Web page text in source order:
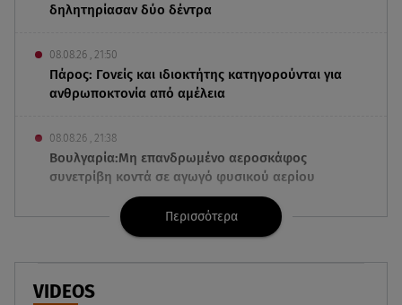
δηλητηρίασαν δύο δέντρα
08.08.26 , 21:50
Πάρος: Γονείς και ιδιοκτήτης κατηγορούνται για
ανθρωποκτονία από αμέλεια
08.08.26 , 21:38
Βουλγαρία:Μη επανδρωμένο αεροσκάφος
συνετρίβη κοντά σε αγωγό φυσικού αερίου
08.08.26 , 21:32
Φωτιά στην Αττικοβοιωτία: Ενέργεια ίση με έξι
ατομικές βόμβες
Περισσότερα
VIDEOS